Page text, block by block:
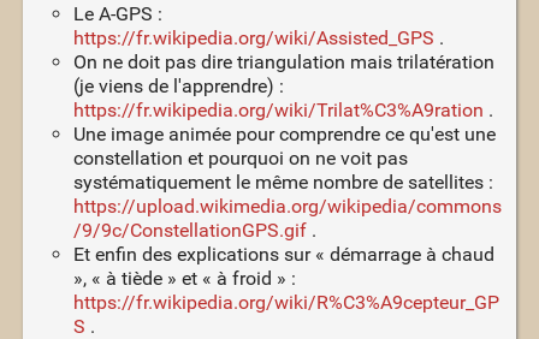
Le A-GPS :
https://fr.wikipedia.org/wiki/Assisted_GPS .
On ne doit pas dire triangulation mais trilatération
(je viens de l'apprendre) :
https://fr.wikipedia.org/wiki/Trilat%C3%A9ration .
Une image animée pour comprendre ce qu'est une
constellation et pourquoi on ne voit pas
systématiquement le même nombre de satellites :
https://upload.wikimedia.org/wikipedia/commons
/9/9c/ConstellationGPS.gif.
Et enfin des explications sur « démarrage à chaud
», « à tiède » et « à froid » :
https://fr.wikipedia.org/wiki/R%C3%A9cepteur_GP
S .